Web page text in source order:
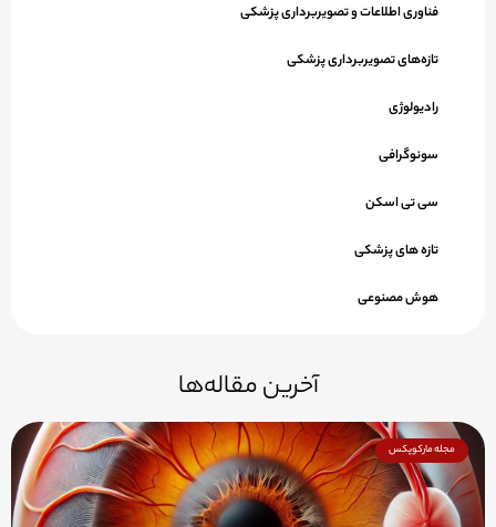
فناوری اطلاعات و تصویربرداری پزشکی
تازه‌های تصویربرداری پزشکی
رادیولوژی
سونوگرافی
سی تی اسکن
تازه های پزشکی
هوش مصنوعی
آخرین مقاله‌ها
مجله مارکوپکس